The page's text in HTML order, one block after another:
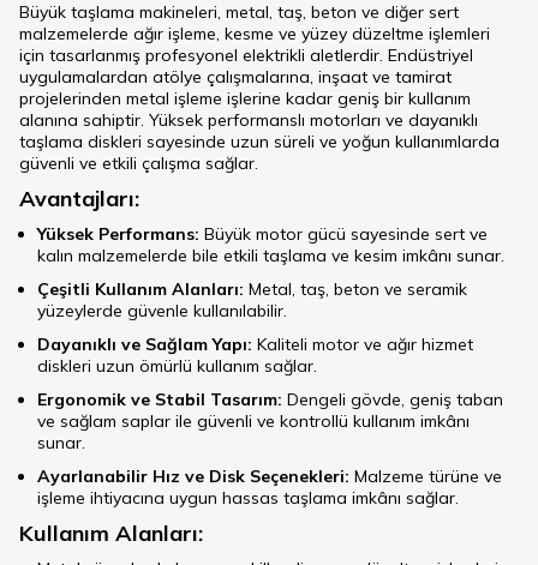
Büyük taşlama makineleri, metal, taş, beton ve diğer sert
malzemelerde ağır işleme, kesme ve yüzey düzeltme işlemleri
için tasarlanmış profesyonel elektrikli aletlerdir. Endüstriyel
uygulamalardan atölye çalışmalarına, inşaat ve tamirat
projelerinden metal işleme işlerine kadar geniş bir kullanım
alanına sahiptir. Yüksek performanslı motorları ve dayanıklı
taşlama diskleri sayesinde uzun süreli ve yoğun kullanımlarda
güvenli ve etkili çalışma sağlar.
Avantajları:
Yüksek Performans: Büyük motor gücü sayesinde sert ve
kalın malzemelerde bile etkili taşlama ve kesim imkânı sunar.
Çeşitli Kullanım Alanları: Metal, taş, beton ve seramik
yüzeylerde güvenle kullanılabilir.
Dayanıklı ve Sağlam Yapı: Kaliteli motor ve ağır hizmet
diskleri uzun ömürlü kullanım sağlar.
Ergonomik ve Stabil Tasarım: Dengeli gövde, geniş taban
ve sağlam saplar ile güvenli ve kontrollü kullanım imkânı
sunar.
Ayarlanabilir Hız ve Disk Seçenekleri: Malzeme türüne ve
işleme ihtiyacına uygun hassas taşlama imkânı sağlar.
Kullanım Alanları: